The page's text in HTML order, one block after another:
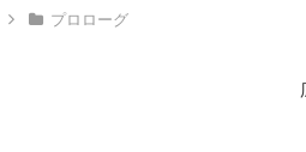
プロローグ